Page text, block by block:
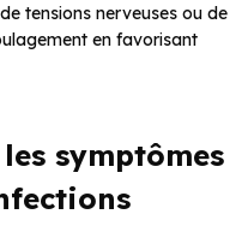
tensions nerveuses ou de
en favorisant
symptômes